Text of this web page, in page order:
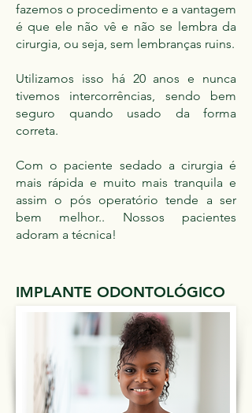
fazemos o procedimento e a vantagem
é que ele não vê e não se lembra da
cirurgia, ou seja, sem lembranças ruins.
Utilizamos isso há 20 anos e nunca
tivemos intercorrências, sendo bem
seguro quando usado da forma
correta.
Com o paciente sedado a cirurgia é
mais rápida e muito mais tranquila e
assim o pós operatório tende a ser
bem melhor.. Nossos pacientes
adoram a técnica!
IMPLANTE ODONTOLÓGICO